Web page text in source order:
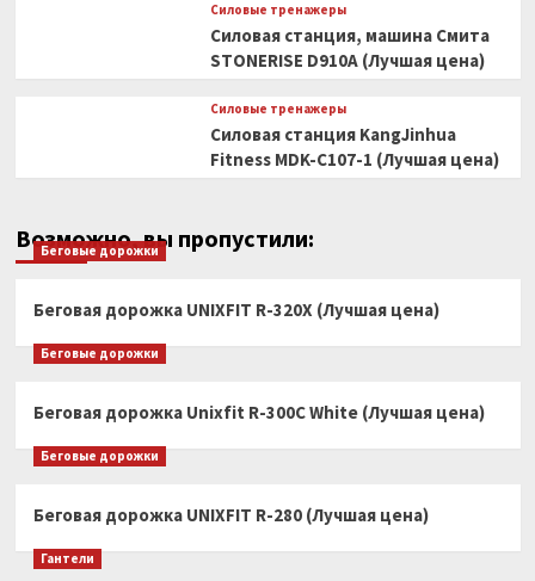
Силовые тренажеры
Силовая станция, машина Смита
STONERISE D910A (Лучшая цена)
Силовые тренажеры
Силовая станция KangJinhua
Fitness MDK-C107-1 (Лучшая цена)
Возможно, вы пропустили:
Беговые дорожки
Беговая дорожка UNIXFIT R-320X (Лучшая цена)
Беговые дорожки
Беговая дорожка Unixfit R-300C White (Лучшая цена)
Беговые дорожки
Беговая дорожка UNIXFIT R-280 (Лучшая цена)
Гантели